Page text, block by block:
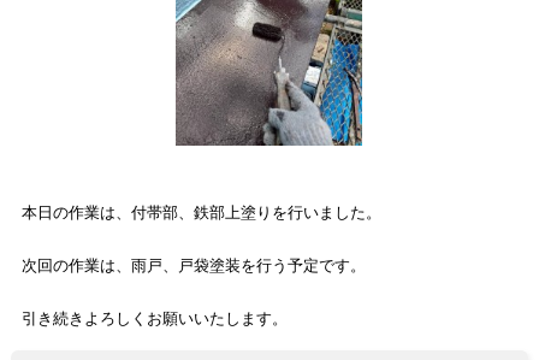
本日の作業は、 付帯部、鉄部上塗り を行いました。
次回の作業は、雨戸、戸袋塗装を行う予定です。
引き続きよろしくお願いいたします。